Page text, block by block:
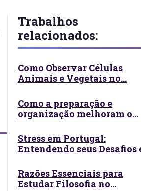
Trabalhos
relacionados:
Como Observar Células
Animais e Vegetais no...
Como a preparação e
organização melhoram o...
Stress em Portugal:
Entendendo seus Desafios
Razões Essenciais para
Estudar Filosofia no...